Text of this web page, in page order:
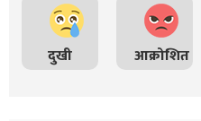
दुखी आक्रोशित